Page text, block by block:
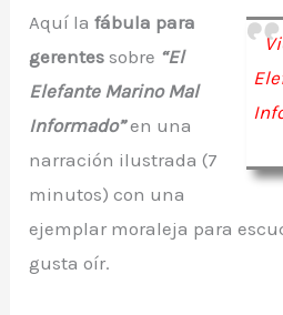
Aquí lafábula para
gerentes sobre “El
Elefante Marino Mal
Informado”en una
narración ilustrada (7
minutos) con una
ejemplar moraleja para
gusta oír.